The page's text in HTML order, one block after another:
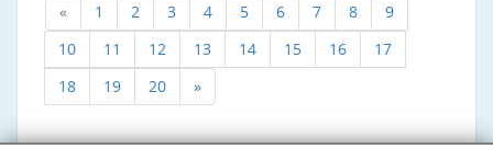
« 1 2 3 4 5 6 7 8
9
10
11 12 13 14 15 16
17
18
19 20 »